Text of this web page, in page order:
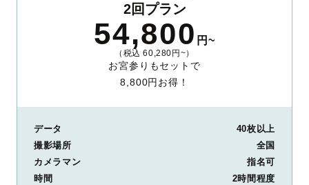
2回プラン
54,800 円~
（税込 60,280円~）
お宮参りもセットで
8,800円お得！
データ
40枚以上
撮影場所
全国
カメラマン
指名可
時間
2時間程度